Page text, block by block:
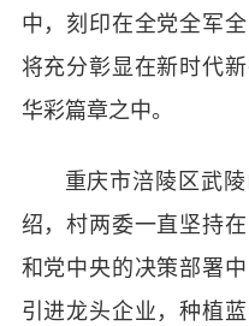
中，刻印在全党全军
将充分彰显在新时代
华彩篇章之中。
重庆市涪陵区武
绍，村两委一直坚持
和党中央的决策部署
引进龙头企业，种植